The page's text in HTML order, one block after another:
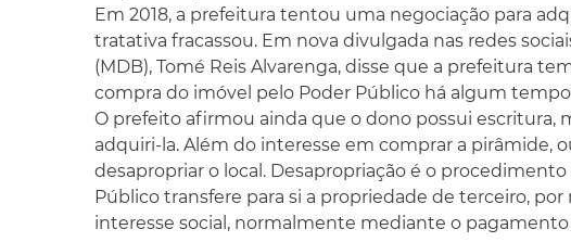
Em 2018, a prefeitura tentou uma negociação para
tratativa fracassou. Em nova divulgada nas redes
(MDB), Tomé Reis Alvarenga, disse que a prefeitura
compra do imóvel pelo Poder Público há algum
O prefeito afirmou ainda que o dono possui escritura,
adquiri-la. Além do interesse em comprar a pirâmide,
desapropriar o local. Desapropriação é o
Público transfere para si a propriedade de terceiro,
interesse social, normalmente mediante o pagamento